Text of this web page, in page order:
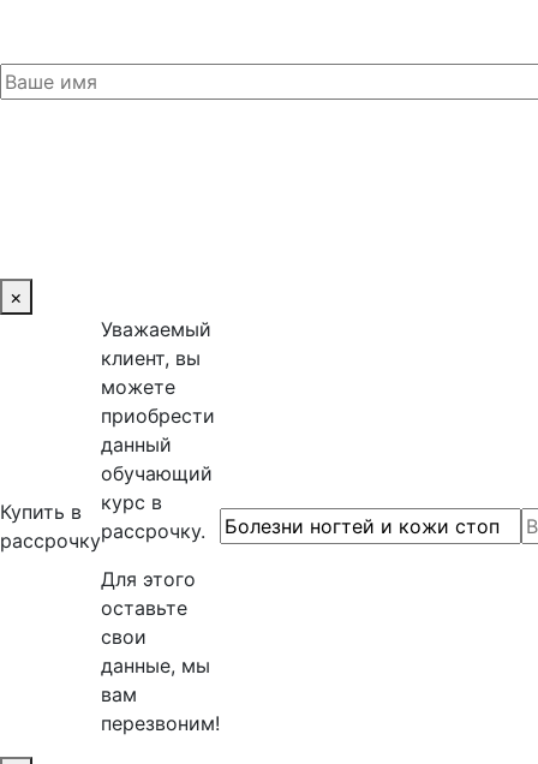
×
Купить в
рассрочку
Уважаемый
клиент, вы
можете
приобрести
данный
обучающий
курс в
рассрочку.
Для этого
оставьте
свои
данные, мы
вам
перезвоним!